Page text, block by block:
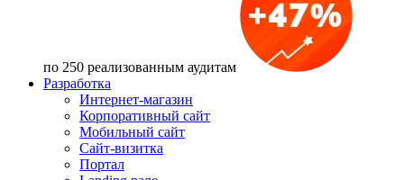
по 250 реализованным аудитам
Разработка
Интернет-магазин
Корпоративный сайт
Мобильный сайт
Сайт-визитка
Портал